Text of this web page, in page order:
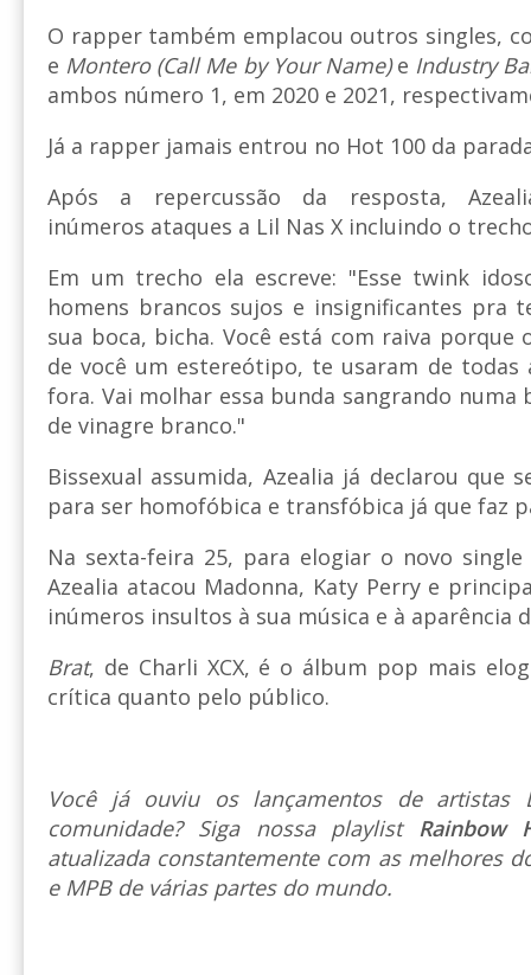
O rapper também emplacou outros singles,
e Montero (Call Me by Your Name)e Industry
ambos número 1, em 2020 e 2021,
Já a rapper jamais entrou no Hot 100 da
Após a repercussão da resposta,
inúmeros ataques a Lil Nas X incluindo o
Em um trecho ela escreve: "Esse twink
homens brancos sujos e insignificantes pra
sua boca, bicha. Você está com raiva porque
de você um estereótipo, te usaram de todas
fora. Vai molhar essa bunda sangrando numa
de vinagre branco."
Bissexual assumida, Azealia já declarou que
para ser homofóbica e transfóbica já que faz
Na sexta-feira 25, para elogiar o novo single
Azealia atacou Madonna, Katy Perry e
inúmeros insultos à sua música e à aparência
Brat, de Charli XCX, é o álbum pop mais
crítica quanto pelo público.
Você já ouviu os lançamentos de artistas
comunidade? Siga nossa playlist Rainbow
atualizada constantemente com as melhores
e MPB de várias partes do mundo.